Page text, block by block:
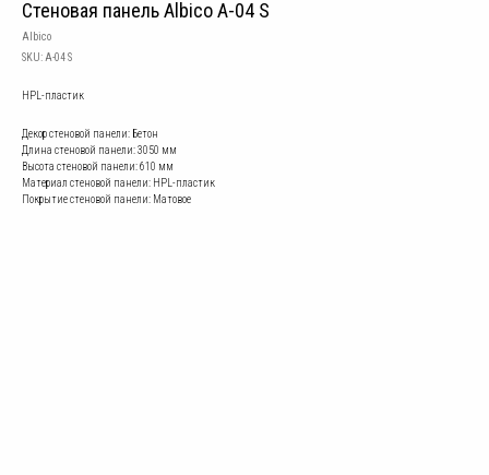
Стеновая панель Albico A-04 S
Albico
SKU: A-04 S
HPL-пластик
Декор стеновой панели: Бетон
Длина стеновой панели: 3050 мм
Высота стеновой панели: 610 мм
Материал стеновой панели: HPL-пластик
Покрытие стеновой панели: Матовое